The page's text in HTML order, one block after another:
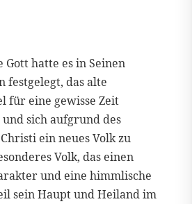
Gott hatte es in Seinen
festgelegt, das alte
für eine gewisse Zeit
sich aufgrund des
ein neues Volk zu
Volk, das einen
und eine himmlische
sein Haupt und Heiland im